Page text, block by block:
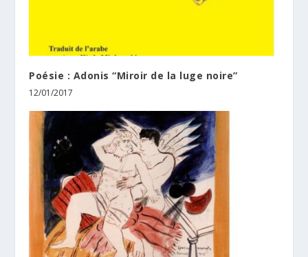
Poésie : Adonis “Miroir de la luge noire”
12/01/2017